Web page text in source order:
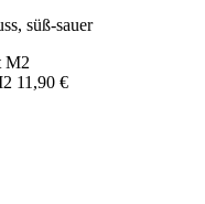
süß-sauer
11,90 €